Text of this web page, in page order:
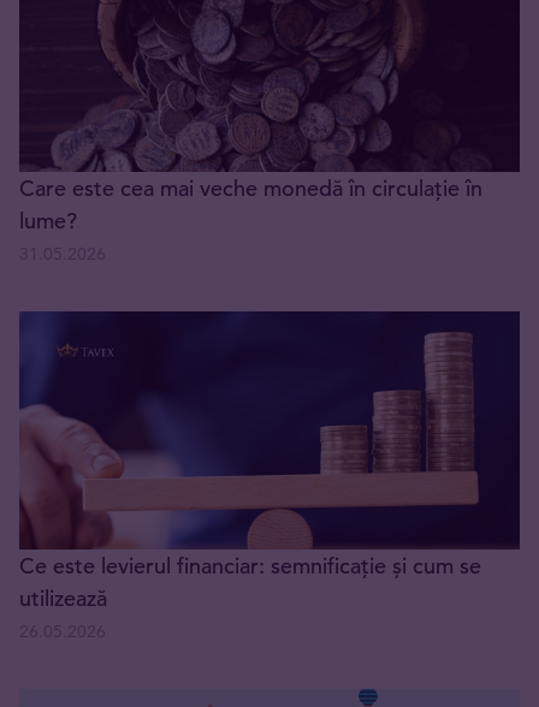
Care este cea mai veche monedă în circulație în
lume?
Ce este levierul financiar: semnificație și cum se
utilizează